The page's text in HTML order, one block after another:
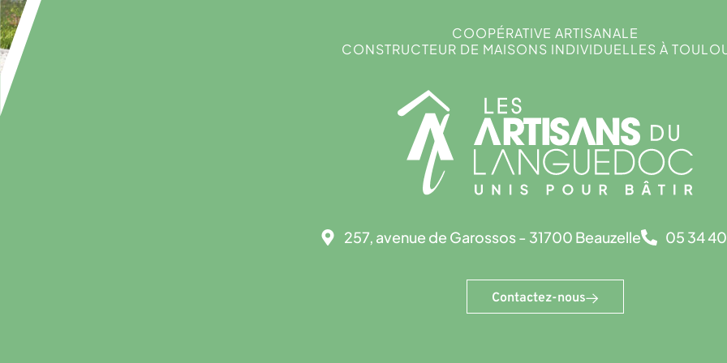
COOPÉRATIVE ARTISANALE
CONSTRUCTEUR DE MAISONS INDIVIDUELLES À
257, avenue de Garossos - 31700 Beauzelle 05 34
Contactez-nous